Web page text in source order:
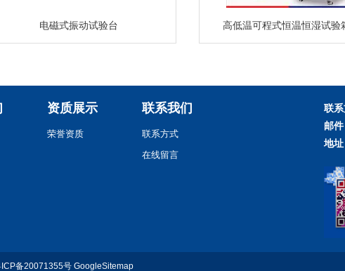
电磁式振动试验台 高低温可程式恒温恒湿试验
资质展示
荣誉资质
联系我们
联系方式
在线留言
联
邮
地
ICP备20071355号 GoogleSitemap